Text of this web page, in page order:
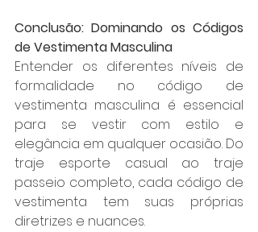
Conclusão: Dominando os Códigos
de Vestimenta Masculina
Entender os diferentes níveis de
formalidade no código de
vestimenta masculina é essencial
para se vestir com estilo e
elegância em qualquer ocasião. Do
traje esporte casual ao traje
passeio completo, cada código de
vestimenta tem suas próprias
diretrizes e nuances.